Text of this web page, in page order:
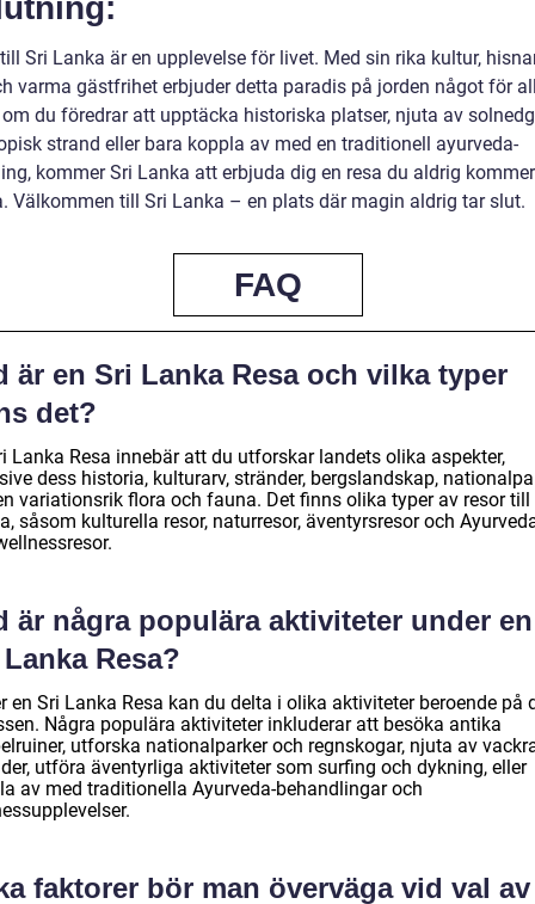
Sri Lanka är en upplevelse för livet. Med sin rika kultur,
varma gästfrihet erbjuder detta paradis på jorden något för
du föredrar att upptäcka historiska platser, njuta av
strand eller bara koppla av med en traditionell ayurveda-
kommer Sri Lanka att erbjuda dig en resa du aldrig
Välkommen till Sri Lanka – en plats där magin aldrig tar slut.
FAQ
är en Sri Lanka Resa och vilka typer
det?
Lanka Resa innebär att du utforskar landets olika aspekter,
dess historia, kulturarv, stränder, bergslandskap,
variationsrik flora och fauna. Det finns olika typer av resor till
såsom kulturella resor, naturresor, äventyrsresor och
är några populära aktiviteter under en
Resa?
en Sri Lanka Resa kan du delta i olika aktiviteter beroende på
Några populära aktiviteter inkluderar att besöka antika
utforska nationalparker och regnskogar, njuta av
utföra äventyrliga aktiviteter som surfing och dykning, eller
av med traditionella Ayurveda-behandlingar och
faktorer bör man överväga vid val av